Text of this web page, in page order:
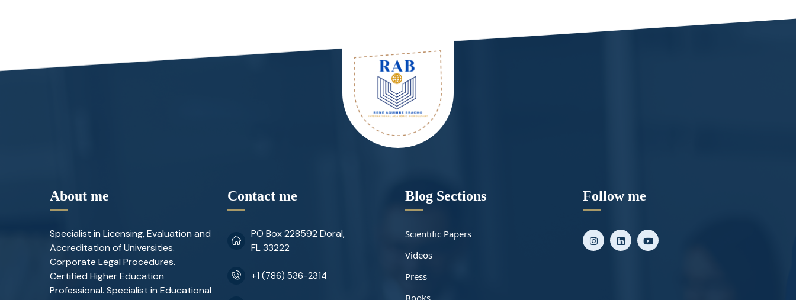
About me
Specialist in Licensing, Evaluation and
Accreditation of Universities.
Corporate Legal Procedures.
Certified Higher Education
Professional. Specialist in Educational
Contact me
PO Box 228592 Doral,
FL 33222
+1 (786) 536-2314
Blog Sections
Scientific Papers
Videos
Press
Books
Follow me